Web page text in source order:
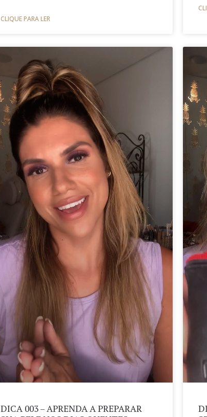
CLIQUE PARA LER
DICA 003 – APRENDA A PREPARAR